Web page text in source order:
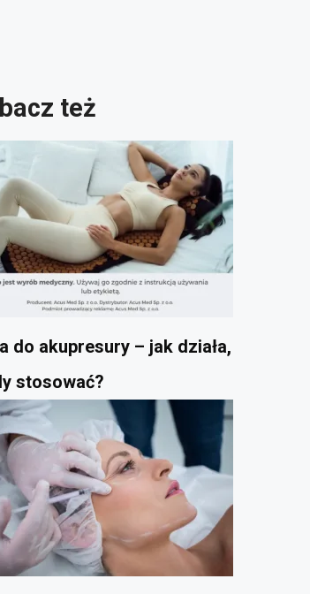
też
do akupresury – jak działa,
stosować?